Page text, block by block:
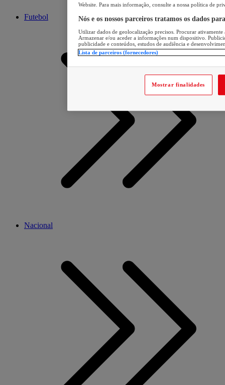
Futebol
Nacional
Website. Para mais informação, consulte a nossa política de
Nós e os nossos parceiros tratamos os dados
Utilizar dados de geolocalização precisos. Procurar
Armazenar e/ou aceder a informações num dispositivo.
publicidade e conteúdos, estudos de audiência e
Lista de parceiros (fornecedores)
Mostrar finalidades